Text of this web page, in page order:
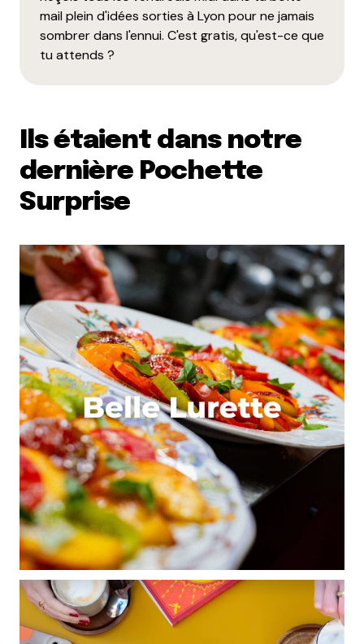
mail plein d'idées sorties à Lyon pour ne jamais
sombrer dans l'ennui. C'est gratis, qu'est-ce que
tu attends ?
Ils étaient dans notre
dernière Pochette
Surprise